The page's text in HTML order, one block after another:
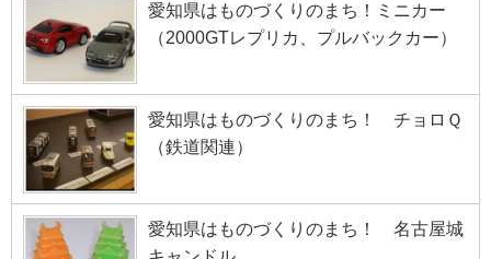
愛知県はものづくりのまち！ミニカー
（2000GTレプリカ、プルバックカー）
愛知県はものづくりのまち！ チョロＱ
（鉄道関連）
愛知県はものづくりのまち！ 名古屋城